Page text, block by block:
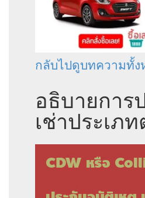
กลับไปดูบทความทั้ง
อธิบายการ
เช่าประเภท